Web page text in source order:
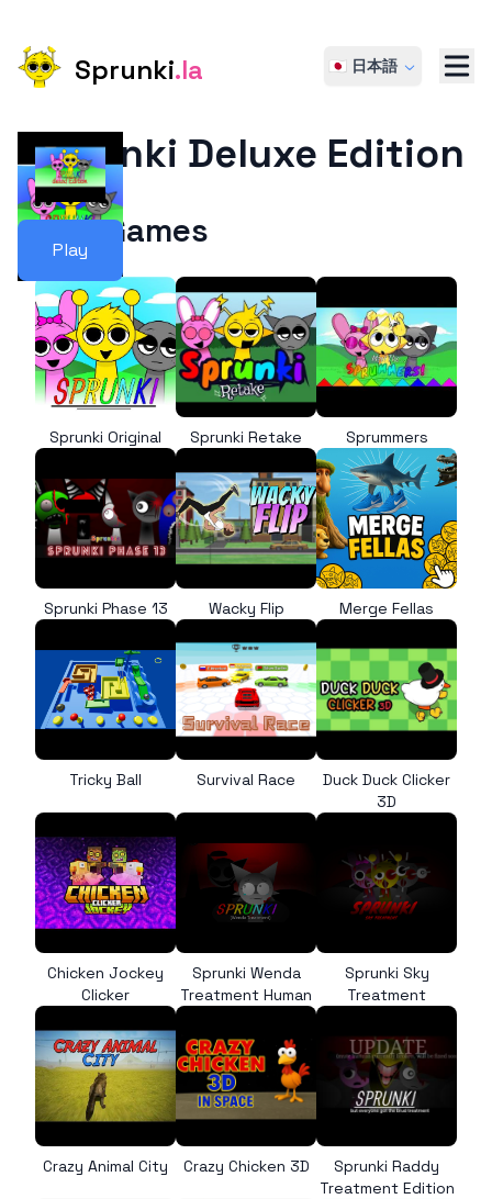
Sprunki.la 🇯🇵 日本語
Play
Sprunki Deluxe Edition
More Games
Sprunki Original Sprunki Retake Sprummers
Sprunki Phase 13 Wacky Flip Merge Fellas
Tricky Ball Survival Race
Duck Duck Clicker
3D
Chicken Jockey
Clicker
Sprunki Wenda
Treatment Human
Sprunki Sky
Treatment
Crazy Animal City Crazy Chicken 3D
Sprunki Raddy
Treatment Edition